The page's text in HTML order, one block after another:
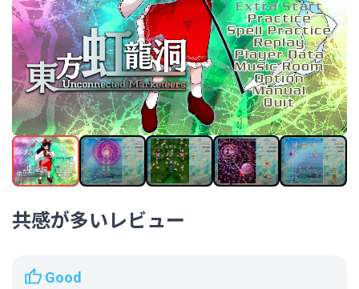
共感が多いレビュー
Good